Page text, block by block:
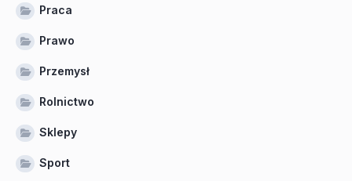
Praca
Prawo
Przemysł
Rolnictwo
Sklepy
Sport